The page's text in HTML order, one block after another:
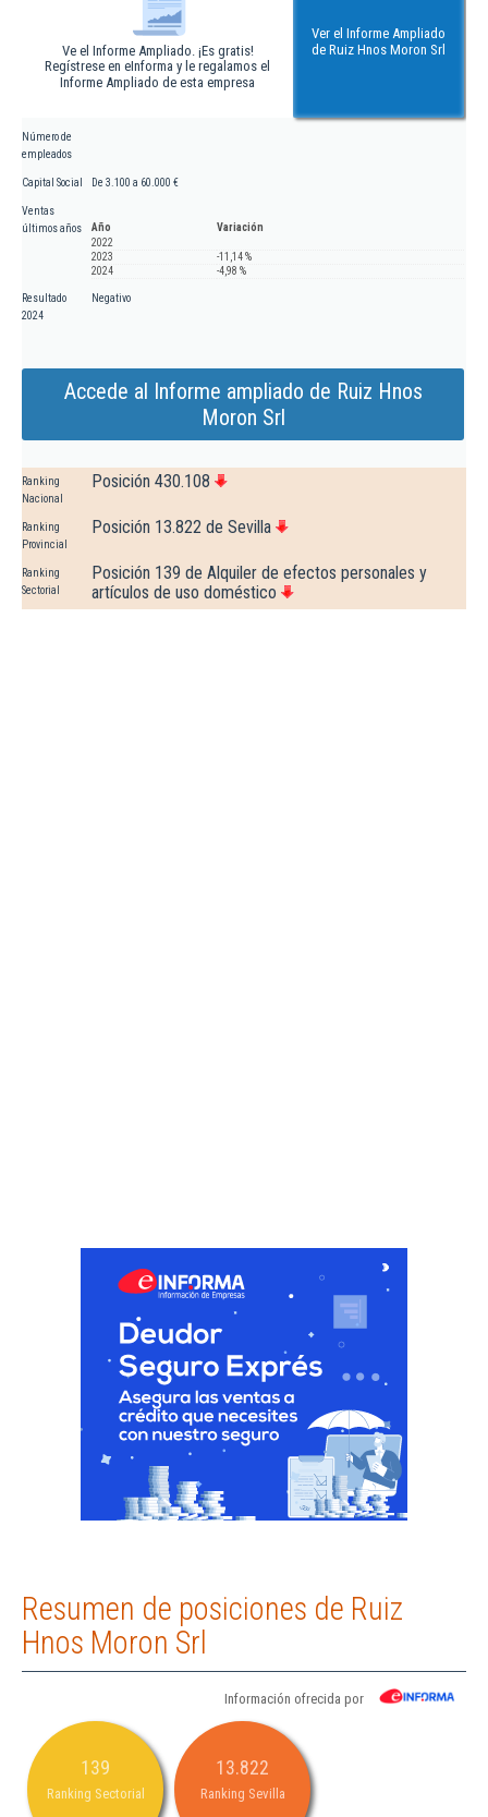
Ve el Informe Ampliado. ¡Es gratis!
Regístrese en eInforma y le regalamos el
Informe Ampliado de esta empresa
Ver el Informe Ampliado
de Ruiz Hnos Moron Srl
Número de
empleados
Capital Social De 3.100 a 60.000 €
Ventas
últimos años
Año
Variación
2022
2023
-11,14 %
2024
-4,98 %
Resultado
2024
Negativo
Accede al Informe ampliado de Ruiz Hnos
Moron Srl
Ranking
Nacional
Posición 430.108
Ranking
Provincial
Posición 13.822 de Sevilla
Ranking
Sectorial
Posición 139 de Alquiler de efectos personales y
artículos de uso doméstico
Resumen de posiciones de Ruiz
Hnos Moron Srl
Información ofrecida por
139
Ranking Sectorial
13.822
Ranking Sevilla